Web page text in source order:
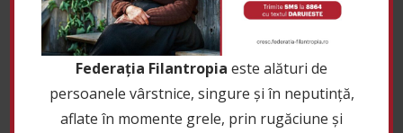
Federația Filantropia|Noutăți CRESC
27 ianuarie 2023
Federația Filantropia este alături de
persoanele vârstnice, singure și în neputință,
aflate în momente grele, prin rugăciune și